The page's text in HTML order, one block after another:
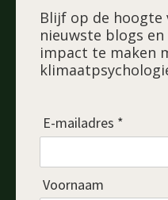
Blijf op de hoogte
nieuwste blogs
impact te maken
E-mailadres *
Voornaam